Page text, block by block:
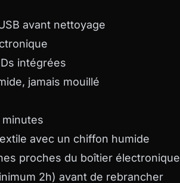
avant nettoyage
intégrées
jamais mouillé
avec un chiffon humide
proches du boîtier électronique
2h) avant de rebrancher